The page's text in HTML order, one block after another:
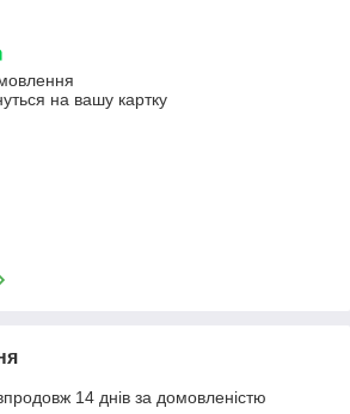
на вашу картку
14 днів за домовленістю